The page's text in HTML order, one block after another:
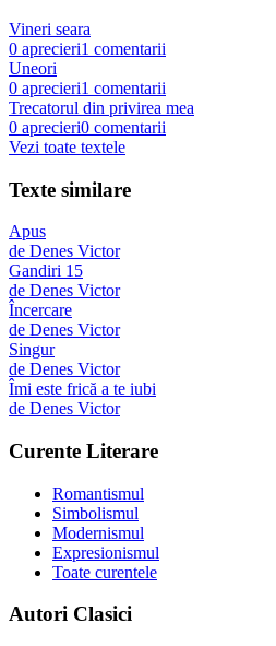
Vineri seara
0 aprecieri1 comentarii
Uneori
0 aprecieri1 comentarii
Trecatorul din privirea mea
0 aprecieri0 comentarii
Vezi toate textele
Texte similare
Apus
de Denes Victor
Gandiri 15
de Denes Victor
Încercare
de Denes Victor
Singur
de Denes Victor
Îmi este frică a te iubi
de Denes Victor
Curente Literare
Romantismul
Simbolismul
Modernismul
Expresionismul
Toate curentele
Autori Clasici